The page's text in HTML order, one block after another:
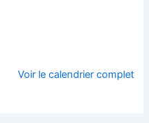
Voir le calendrier complet